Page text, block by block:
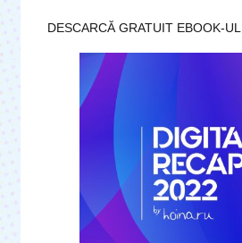
DESCARCĂ GRATUIT EBOOK-UL